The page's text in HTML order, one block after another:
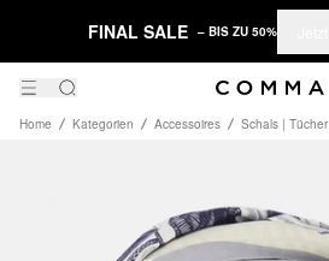
FINAL SALE – BIS ZU 50%
Home Kategorien Accessoires Schals | Tücher